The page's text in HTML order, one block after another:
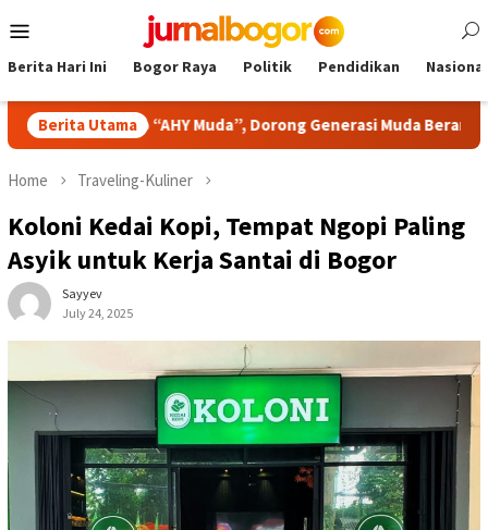
to
Menu
Berita Hari Ini Bogor Raya Politik Pendidikan Nasional
Berita Utama
“AHY Muda”, Dorong Generasi Muda Berani Bersuara dan
Home Traveling-Kuliner
Koloni Kedai Kopi, Tempat Ngopi Paling
Asyik untuk Kerja Santai di Bogor
Sayyev
July 24, 2025